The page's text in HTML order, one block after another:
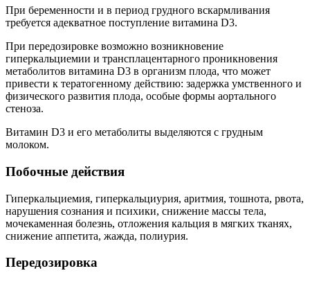
При беременности и в период грудного вскармливания
требуется адекватное поступление витамина D3.
При передозировке возможно возникновение
гиперкальциемии и трансплацентарного проникновения
метаболитов витамина D3 в организм плода, что может
привести к тератогенному действию: задержка умственного и
физического развития плода, особые формы аортального
стеноза.
Витамин D3 и его метаболиты выделяются с грудным
молоком.
Побочные действия
Гиперкальциемия, гиперкальциурия, аритмия, тошнота, рвота,
нарушения сознания и психики, снижение массы тела,
мочекаменная болезнь, отложения кальция в мягких тканях,
снижение аппетита, жажда, полиурия.
Передозировка